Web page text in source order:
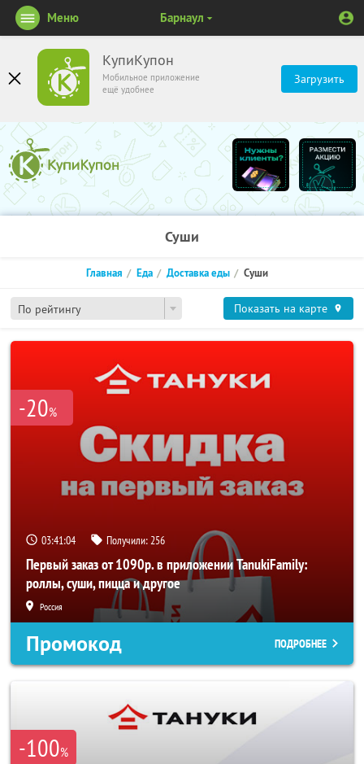
КупиКупон
Мобильное приложение
ещё удобнее
Загрузить
Меню Барнаул
Суши
По рейтингу
Главная Еда Доставка еды Суши
Показать на карте
-20%
03:41:03 Получили:256
Первый заказ от 1090р. в приложении TanukiFamily:
роллы, суши, пицца и другое
Россия
Промокод ПОДРОБНЕЕ
-100%